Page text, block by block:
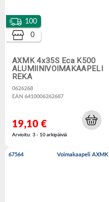
AXMK 4x35S Eca K500
ALUMIINIVOIMAKAAPELI
REKA
0626268
EAN 6410006262687
100
0
19,10 €
Arvioitu: 3 - 10 arkipäiviä
67564 Voimakaapeli AXMK